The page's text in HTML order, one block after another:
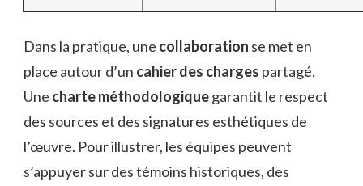
Dans la pratique, une collaboration se met en
place autour d’un cahier des charges partagé.
Une charte méthodologiquegarantit le respect
des sources et des signatures esthétiques de
l’œuvre. Pour illustrer, les équipes peuvent
s’appuyer sur des témoins historiques, des